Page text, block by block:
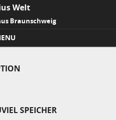
Welt
Braunschweig
SPEICHER